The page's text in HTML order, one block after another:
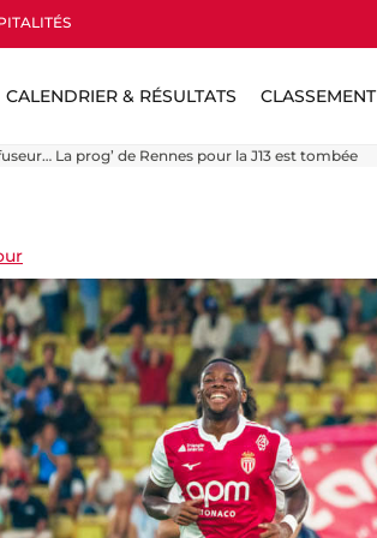
CALENDRIER & RÉSULTATS CLASSEMENT
La prog’ de Rennes pour la J13 est tombée